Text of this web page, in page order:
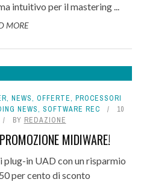
intuitivo per il mastering ...
MORE
, NEWS, OFFERTE, PROCESSORI
NEWS, SOFTWARE REC
10
BY REDAZIONE
MIDIWARE!
in UAD con un risparmio
per cento di sconto